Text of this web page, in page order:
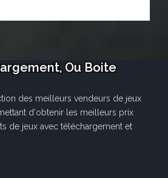
Ou Boite
des meilleurs vendeurs de jeux
d'obtenir les meilleurs prix
de jeux avec téléchargement et